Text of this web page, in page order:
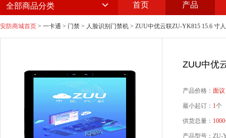
首页 产品
全部商品分类
安防商城首页 > 一卡通 > 门禁 > 人脸识别门禁机 > ZUU中优云联ZU-YK815 15.6 寸
ZUU中优
产品价格： 面议
最小起订： 1个
供货总量： 1000
产品型号：ZU-